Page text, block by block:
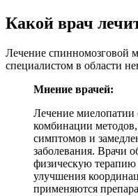
Какой врач
Лечение спинномозговой
специалистом в области
Мнение врачей:
Лечение миелопатии
комбинации
симптомов и
заболевания. Врачи
физическую
улучшения
применяются